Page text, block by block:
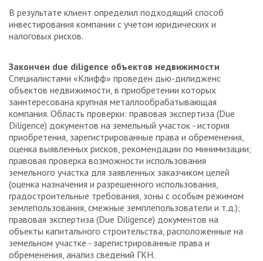
В результате клиент определил подходящий способ
инвестирования компании с учетом юридических и
налоговых рисков.
Закончен due diligence объектов недвижимости
Специалистами «Клифф» проведен дью-дилидженс
объектов недвижимости, в приобретении которых
заинтересована крупная металлообрабатывающая
компания. Область проверки: правовая экспертиза (Due
Diligence) документов на земельный участок - история
приобретения, зарегистрированные права и обременения,
оценка выявленных рисков, рекомендации по минимизации;
правовая проверка возможности использования
земельного участка для заявленных заказчиком целей
(оценка назначения и разрешенного использования,
градостроительные требования, зоны с особым режимом
землепользования, смежные земплепользователи и т.д.);
правовая экспертиза (Due Diligence) документов на
объекты капитального строительства, расположенные на
земельном участке - зарегистрированные права и
обременения, анализ сведений ГКН.